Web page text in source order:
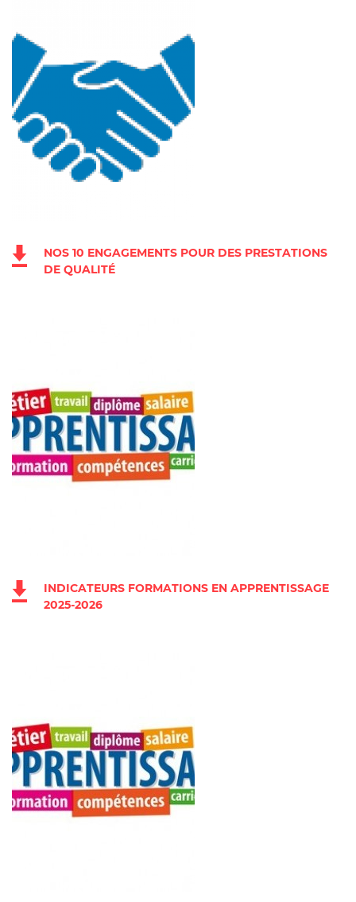
NOS 10 ENGAGEMENTS POUR DES PRESTATIONS
DE QUALITÉ
INDICATEURS FORMATIONS EN APPRENTISSAGE
2025-2026